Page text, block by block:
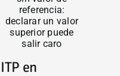
ITP en